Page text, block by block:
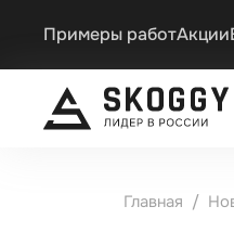
Примеры работАкции
Главная